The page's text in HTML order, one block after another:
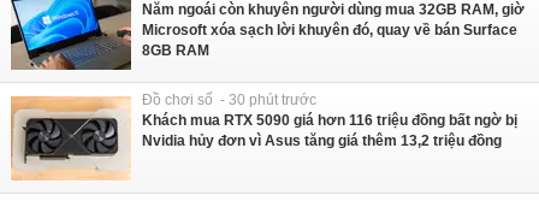
Năm ngoái còn khuyên người dùng mua 32GB RAM, giờ
Microsoft xóa sạch lời khuyên đó, quay về bán Surface
8GB RAM
Đồ chơi số - 30 phút trước
Khách mua RTX 5090 giá hơn 116 triệu đồng bất ngờ bị
Nvidia hủy đơn vì Asus tăng giá thêm 13,2 triệu đồng